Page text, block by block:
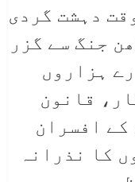
دہشت گردی
جنگ سے گزر
ہزاروں
قانون
کے افسران
کا نذرانہ